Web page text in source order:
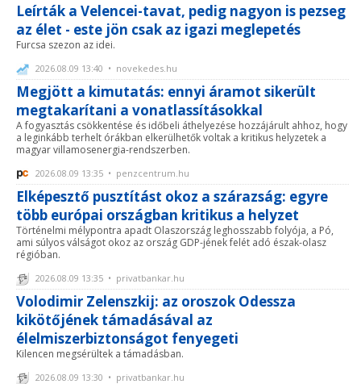
Leírták a Velencei-tavat, pedig nagyon is pezseg
az élet - este jön csak az igazi meglepetés
Furcsa szezon az idei.
2026.08.09 13:40 • novekedes.hu
Megjött a kimutatás: ennyi áramot sikerült
megtakarítani a vonatlassításokkal
A fogyasztás csökkentése és időbeli áthelyezése hozzájárult ahhoz, hogy
a leginkább terhelt órákban elkerülhetők voltak a kritikus helyzetek a
magyar villamosenergia-rendszerben.
2026.08.09 13:35 • penzcentrum.hu
Elképesztő pusztítást okoz a szárazság: egyre
több európai országban kritikus a helyzet
Történelmi mélypontra apadt Olaszország leghosszabb folyója, a Pó,
ami súlyos válságot okoz az ország GDP-jének felét adó észak-olasz
régióban.
2026.08.09 13:35 • privatbankar.hu
Volodimir Zelenszkij: az oroszok Odessza
kikötőjének támadásával az
élelmiszerbiztonságot fenyegeti
Kilencen megsérültek a támadásban.
2026.08.09 13:30 • privatbankar.hu